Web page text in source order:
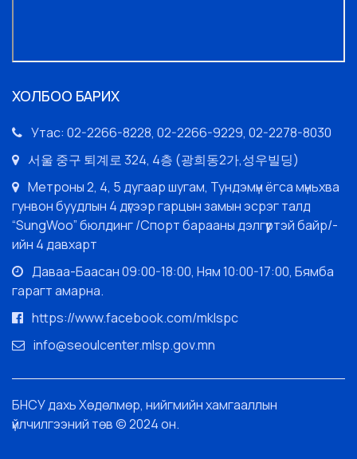
ХОЛБОО БАРИХ
Утас: 02-2266-8228, 02-2266-9229, 02-2278-8030
서울 중구 퇴계로 324, 4층 (광희동2가,성우빌딩)
Метроны 2, 4, 5 дугаар шугам, Тундэмүн ёгса мүньхва
гунвон буудлын 4 дүгээр гарцын замын эсрэг талд
“SungWoo” бюлдинг /Спорт барааны дэлгүүртэй байр/-
ийн 4 давхарт
Даваа-Баасан 09:00-18:00, Ням 10:00-17:00, Бямба
гарагт амарна.
https://www.facebook.com/mklspc
info@seoulcenter.mlsp.gov.mn
БНСУ дахь Хөдөлмөр, нийгмийн хамгааллын
үйлчилгээний төв © 2024 он.